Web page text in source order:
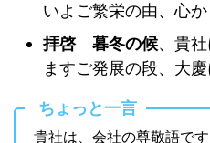
いよご繁栄の由、心
拝啓 暮冬の候、貴
ますご発展の段、大慶
ちょっと一言
貴社は、会社の尊敬語です